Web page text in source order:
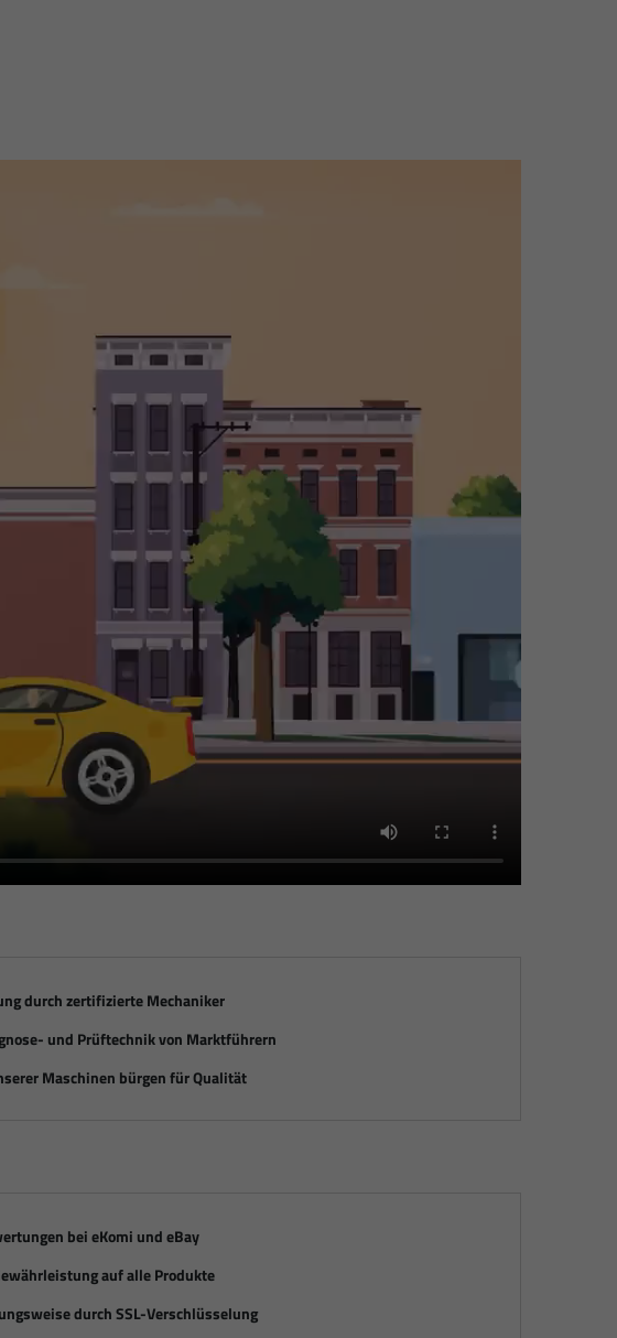
durch zertifizierte Mechaniker
und Prüftechnik von Marktführern
Maschinen bürgen für Qualität
bei eKomi und eBay
auf alle Produkte
durch SSL-Verschlüsselung